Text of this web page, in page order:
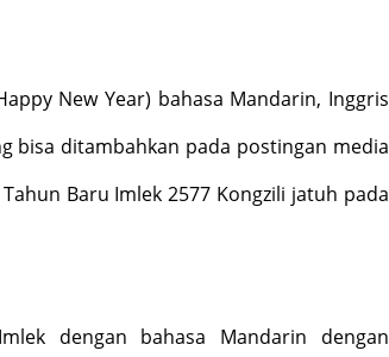
New Year) bahasa Mandarin, Inggris
bisa ditambahkan pada postingan media
Tahun Baru Imlek 2577 Kongzili jatuh pada
dengan bahasa Mandarin dengan